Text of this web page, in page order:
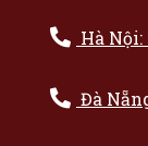
Hà Nội:
Đà